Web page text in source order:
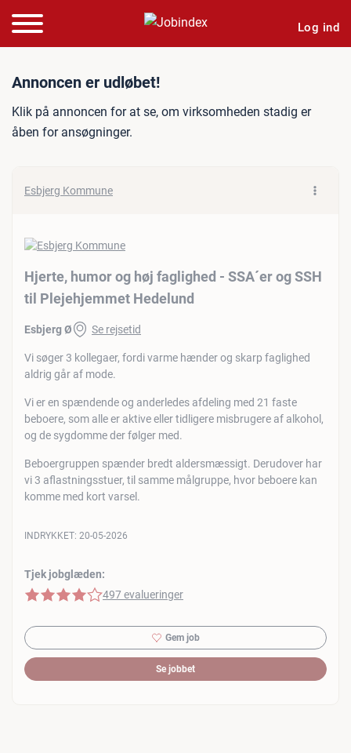
Log ind
Jobannonce: Hjerte,
Annoncen er udløbet!
Klik på annoncen for at se, om virksomheden stadig er
åben for ansøgninger.
Esbjerg Kommune
Hjerte, humor og høj faglighed - SSA´er og SSH
til Plejehjemmet Hedelund
Esbjerg Ø Se rejsetid
Vi søger 3 kollegaer, fordi varme hænder og skarp faglighed
aldrig går af mode.
Vi er en spændende og anderledes afdeling med 21 faste
beboere, som alle er aktive eller tidligere misbrugere af alkohol,
og de sygdomme der følger med.
Beboergruppen spænder bredt aldersmæssigt. Derudover har
vi 3 aflastningsstuer, til samme målgruppe, hvor beboere kan
komme med kort varsel.
Tjek jobglæden:
4 af 5 stjerner
497 evalueringer
INDRYKKET: 20-05-2026
Gem job
Se jobbet